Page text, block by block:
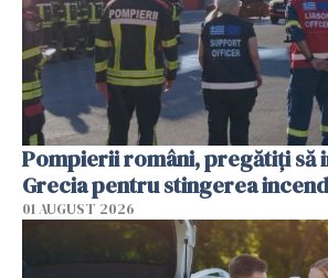
Pompierii români, pregătiţi să
Grecia pentru stingerea
01 AUGUST 2026